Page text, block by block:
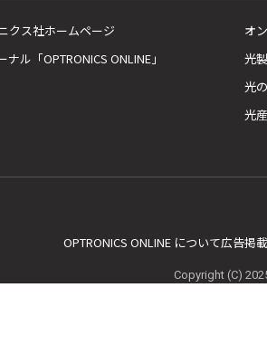
クス社ホームページ
ナル「OPTRONICS ONLINE」
オ
光
光
光
OPTRONICS ONLINE について広告掲
Copyright (C)